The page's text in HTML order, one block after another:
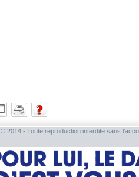
© 2014 - Toute reproduction interdite sans